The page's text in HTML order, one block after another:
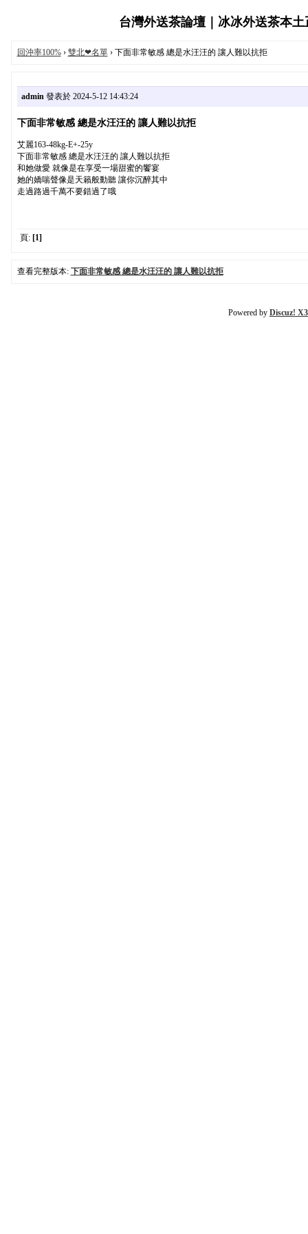
台灣外送茶論壇｜冰冰外送茶本
回沖率100%› 雙北❤名單› 下面非常敏感 總是水汪汪的 讓人難以抗拒
admin發表於 2024-5-12 14:43:24
下面非常敏感 總是水汪汪的 讓人難以抗拒
艾麗163-48kg-E+-25y
下面非常敏感 總是水汪汪的 讓人難以抗拒
和她做愛 就像是在享受一場甜蜜的饗宴
她的嬌喘聲像是天籟般動聽 讓你沉醉其中
走過路過千萬不要錯過了哦
頁: [1]
查看完整版本: 下面非常敏感 總是水汪汪的 讓人難以抗拒
Powered by Discuz!